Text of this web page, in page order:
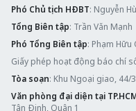
Phó Chủ tịch HĐBT: Nguyễn
Tổng Biên tập: Trần Văn Mạnh
Phó Tổng Biên tập: Phạm Hữu
Giấy phép hoạt động báo chí
Tòa soạn: Khu Ngoại giao, 44/
Văn phòng đại diện tại
Tân Định, Quận 1